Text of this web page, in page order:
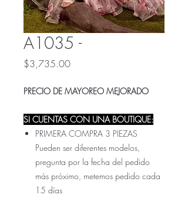
A1035 -
$3,735.00Precio
PRECIO DE MAYOREO MEJORADO
SI CUENTAS CON UNA BOUTIQUE:
PRIMERA COMPRA 3 PIEZAS
Pueden ser diferentes modelos,
pregunta por la fecha del pedido
más próximo, metemos pedido cada
15 días